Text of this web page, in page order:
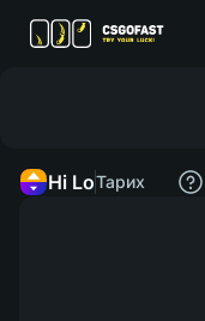
Hi LoТарих